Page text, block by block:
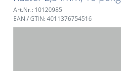
Art.Nr.: 10120985
EAN / GTIN: 4011376754516